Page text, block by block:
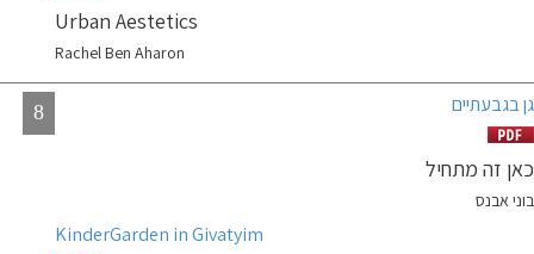
Urban Aestetics
Rachel Ben Aharon
גן בגבעתיים
כאן זה מתחיל
בוני אבנס
KinderGarden in Givatyim
8